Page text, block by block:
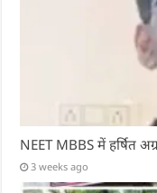
NEET MBBS में हर्षित
3 weeks ago